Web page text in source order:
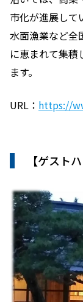
市化が進展して
水面漁業など全
に恵まれて集積
ます。
URL： https://
【ゲスト